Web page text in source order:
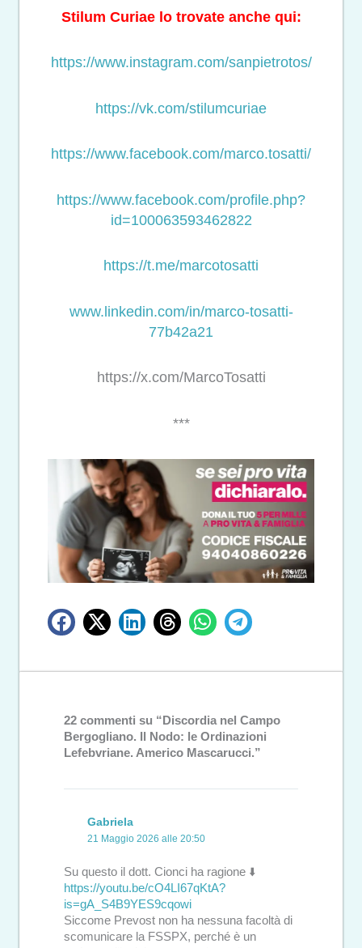
Stilum Curiae lo trovate anche qui:
https://www.instagram.com/sanpietrotos/
https://vk.com/stilumcuriae
https://www.facebook.com/marco.tosatti/
https://www.facebook.com/profile.php?
id=100063593462822
https://t.me/marcotosatti
www.linkedin.com/in/marco-tosatti-
77b42a21
https://x.com/MarcoTosatti
***
22 commenti su “Discordia nel Campo
Bergogliano. Il Nodo: le Ordinazioni
Lefebvriane. Americo Mascarucci.”
Gabriela
21 Maggio 2026 alle 20:50
Su questo il dott. Cionci ha ragione ⬇️
https://youtu.be/cO4LI67qKtA?
is=gA_S4B9YES9cqowi
Siccome Prevost non ha nessuna facoltà di
scomunicare la FSSPX, perché è un